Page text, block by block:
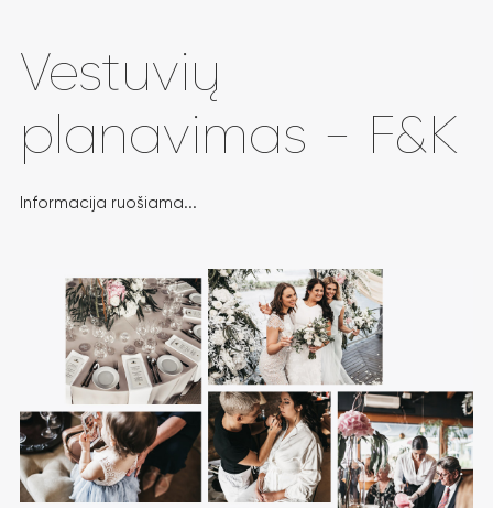
Vestuvių
planavimas - F&K
Informacija ruošiama...